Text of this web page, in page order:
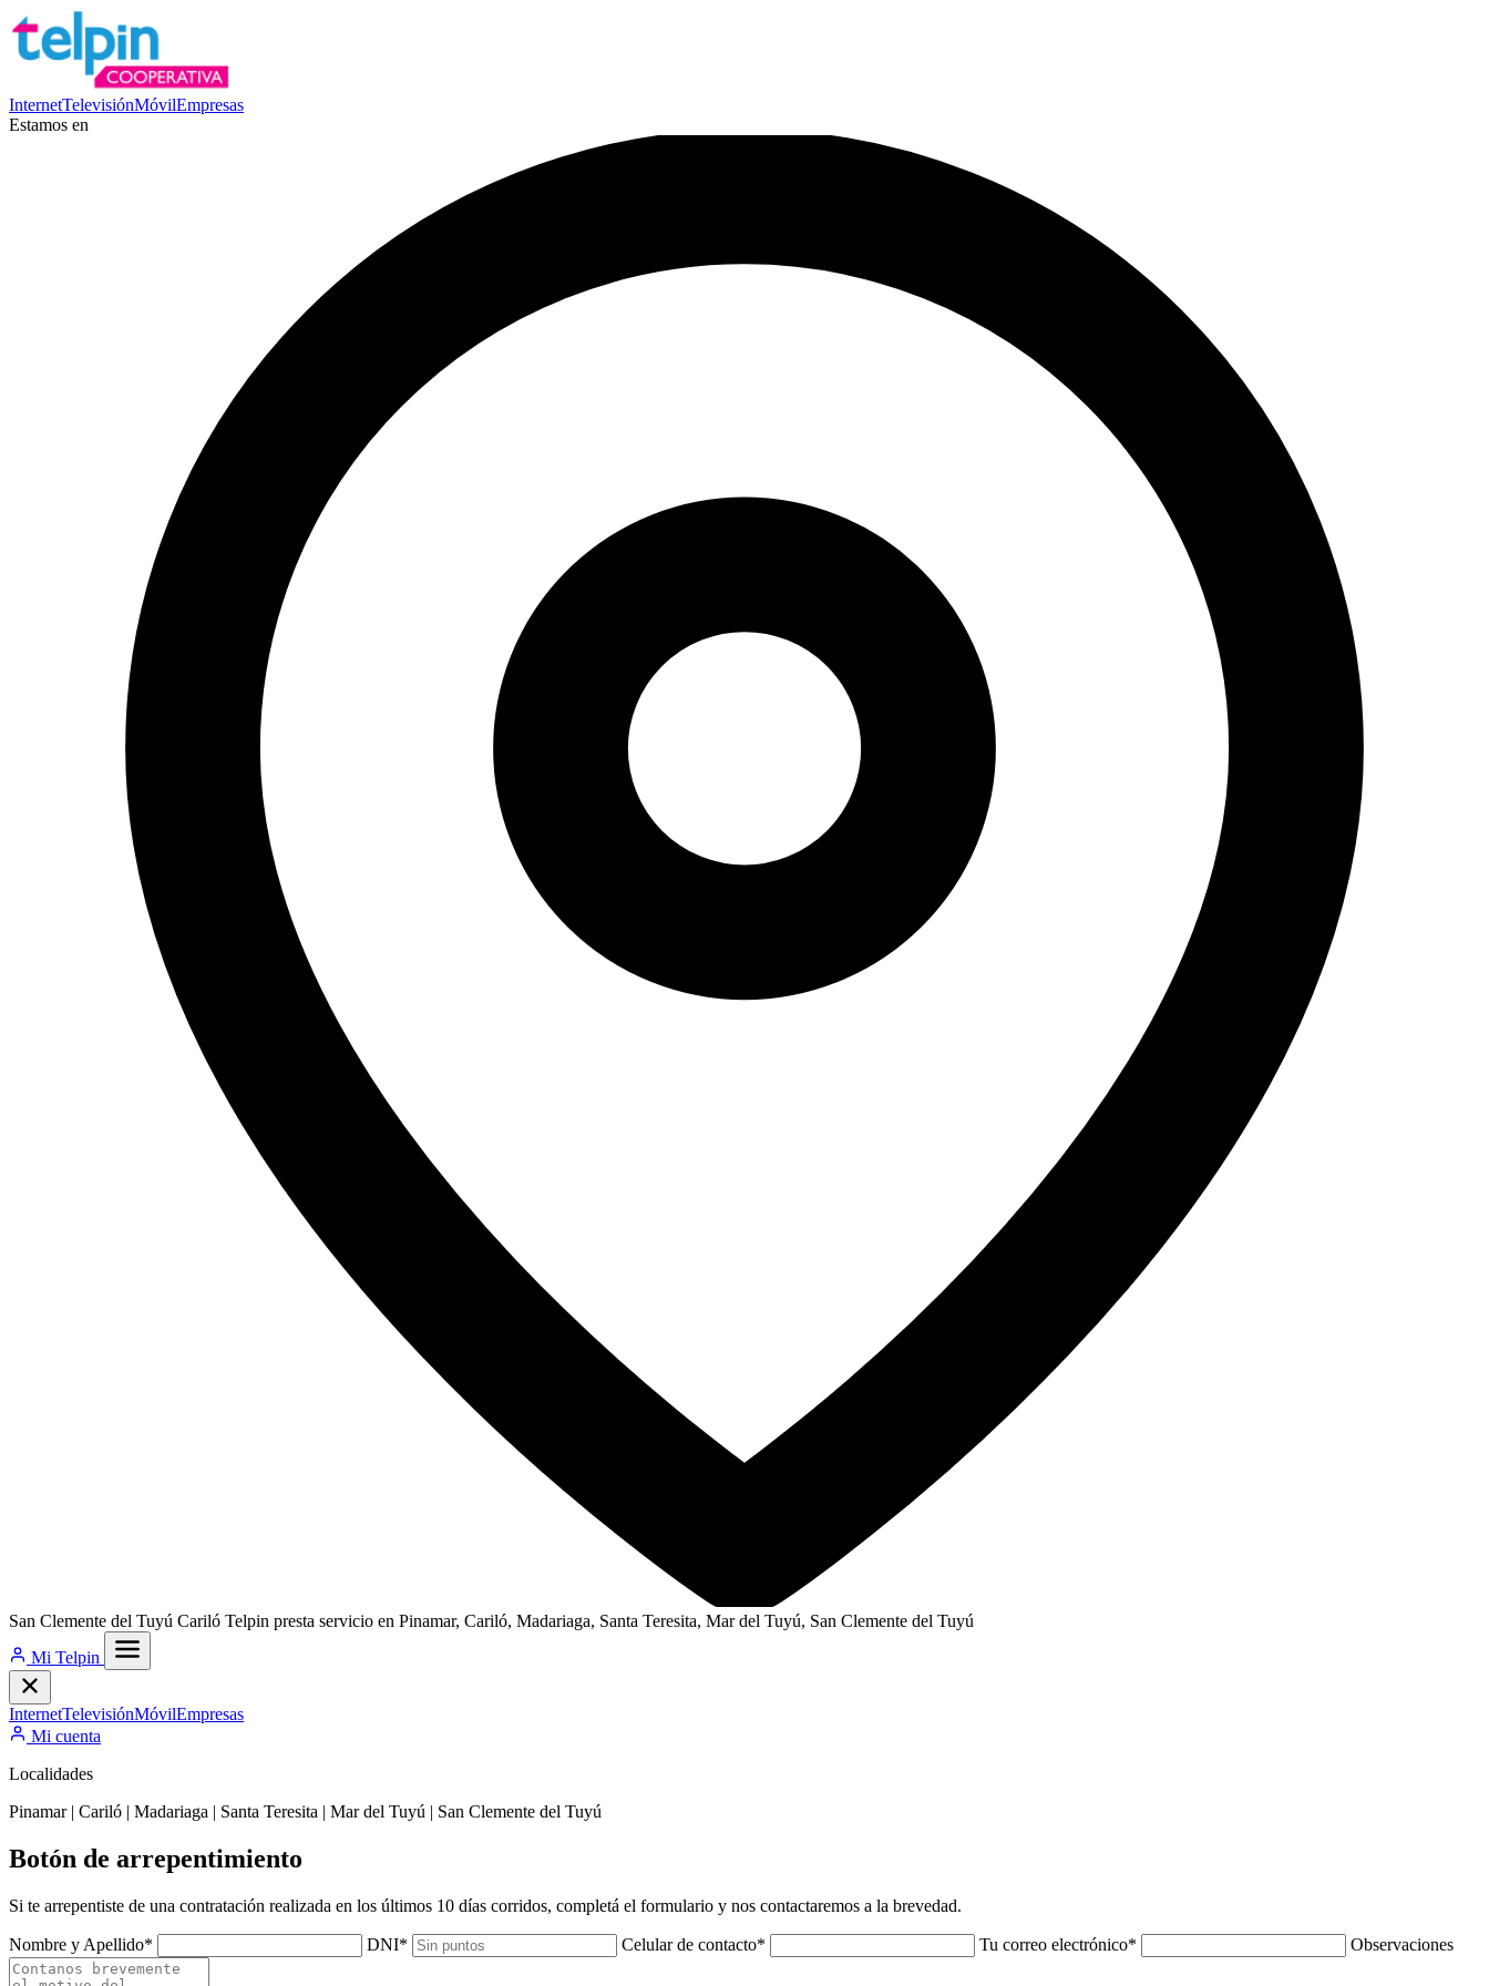
InternetTelevisiónMóvilEmpresas
Estamos en
San Clemente del Tuyú Cariló Telpin presta servicio en Pinamar, Cariló, Madariaga, Santa Teresita, Mar del Tuyú, San Clemente del Tuyú
Mi Telpin
InternetTelevisiónMóvilEmpresas
Mi cuenta
Localidades
Pinamar | Cariló | Madariaga | Santa Teresita | Mar del Tuyú | San Clemente del Tuyú
Botón de arrepentimiento
Si te arrepentiste de una contratación realizada en los últimos 10 días corridos, completá el formulario y nos contactaremos a la brevedad.
Nombre y Apellido* DNI* Celular de contacto* Tu correo electrónico* Observaciones